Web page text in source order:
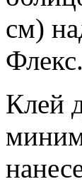
см)
Флекс.
Клей